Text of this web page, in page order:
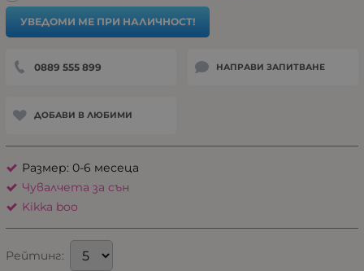
УВЕДОМИ МЕ ПРИ НАЛИЧНОСТ!
0889 555 899 НАПРАВИ ЗАПИТВАНЕ
ДОБАВИ В ЛЮБИМИ
Размер: 0-6 месеца
Чувалчета за сън
Kikka boo
Рейтинг: